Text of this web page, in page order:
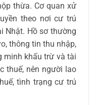
thừa. Cơ quan xử
theo nơi cư trú
Nhật. Hồ sơ thường
thông tin thu nhập,
minh khấu trừ và tài
thuế, nên người lao
tình trạng cư trú